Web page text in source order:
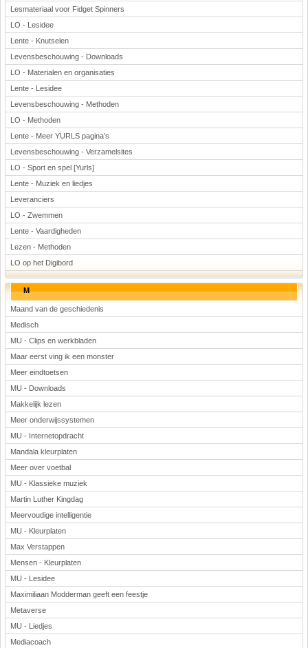
Lesmateriaal voor Fidget Spinners
LO - Lesidee
Lente - Knutselen
Levensbeschouwing - Downloads
LO - Materialen en organisaties
Lente - Lesidee
Levensbeschouwing - Methoden
LO - Methoden
Lente - Meer YURLS pagina's
Levensbeschouwing - Verzamelsites
LO - Sport en spel [Yurls]
Lente - Muziek en liedjes
Leveranciers
LO - Zwemmen
Lente - Vaardigheden
Lezen - Methoden
LO op het Digibord
M
Maand van de geschiedenis
Medisch
MU - Clips en werkbladen
Maar eerst ving ik een monster
Meer eindtoetsen
MU - Downloads
Makkelijk lezen
Meer onderwijssystemen
MU - Internetopdracht
Mandala kleurplaten
Meer over voetbal
MU - Klassieke muziek
Martin Luther Kingdag
Meervoudige intelligentie
MU - Kleurplaten
Max Verstappen
Mensen - Kleurplaten
MU - Lesidee
Maximiliaan Modderman geeft een feestje
Metaverse
MU - Liedjes
Mediacoach